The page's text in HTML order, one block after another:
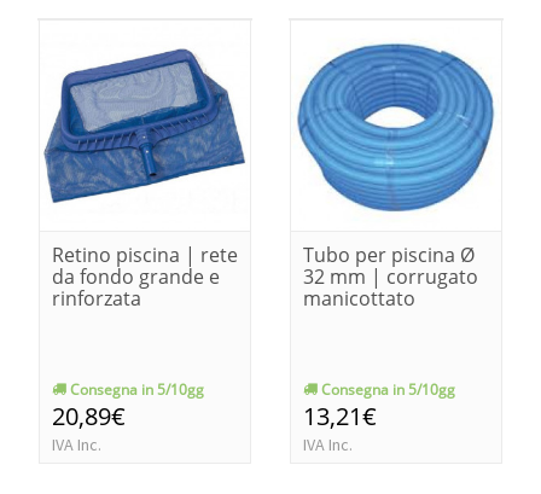
Retino piscina | rete
da fondo grande e
rinforzata
Consegna in 5/10gg
20,89€
IVA Inc.
Tubo per piscina Ø
32 mm | corrugato
manicottato
Consegna in 5/10gg
13,21€
IVA Inc.